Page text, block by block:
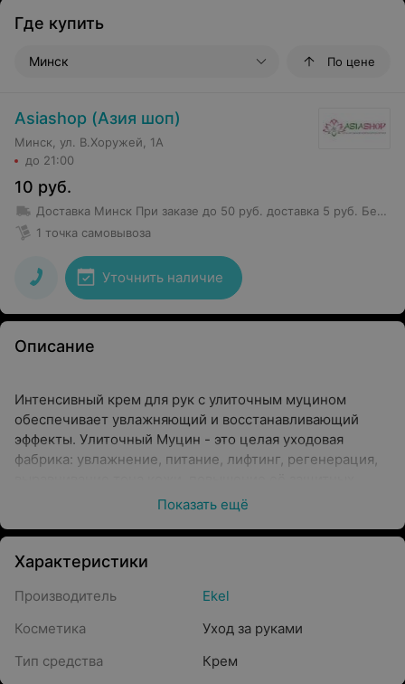
Где купить
Минск По цене
Asiashop (Азия шоп)
Минск, ул. В.Хоружей, 1А
до 21:00
10 руб.
Доставка Минск При заказе до 50 руб. доставка 5 руб. Бесплатная доставка от 50 руб.
1 точка самовывоза
Уточнить наличие
Описание
Интенсивный крем для рук с улиточным муцином
обеспечивает увлажняющий и восстанавливающий
эффекты. Улиточный Муцин - это целая уходовая
фабрика: увлажнение, питание, лифтинг, регенерация,
функций. Имеет ранозаживляющие и
Кислота нормализует водный баланс, стимулирует
выработку коллагена и эластина, нейтрализует
интенсивного увлажнения кожи, стимулирует
легким запахом, быстро впитывается, не оставляет
липкости. Способ применения: нанесите и равномерно
Показать ещё
Характеристики
Производитель
Ekel
Косметика
Уход за руками
Тип средства
Крем